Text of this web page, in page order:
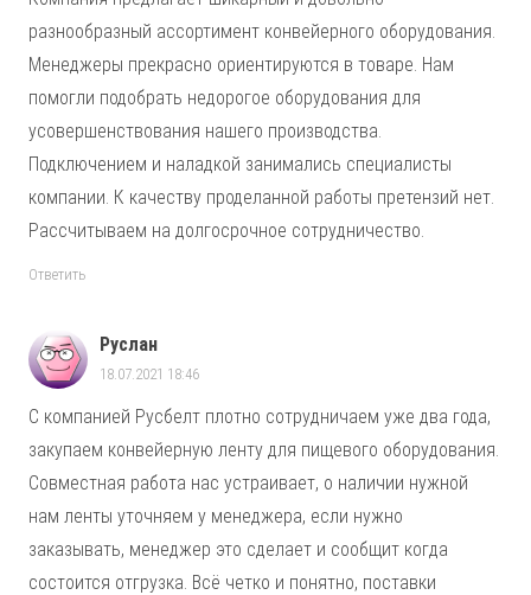
разнообразный ассортимент конвейерного оборудования.
Менеджеры прекрасно ориентируются в товаре. Нам
помогли подобрать недорогое оборудования для
усовершенствования нашего производства.
Подключением и наладкой занимались специалисты
компании. К качеству проделанной работы претензий нет.
Рассчитываем на долгосрочное сотрудничество.
Ответить
Руслан
18.07.2021 18:46
С компанией Русбелт плотно сотрудничаем уже два года,
закупаем конвейерную ленту для пищевого оборудования.
Совместная работа нас устраивает, о наличии нужной
нам ленты уточняем у менеджера, если нужно
заказывать, менеджер это сделает и сообщит когда
состоится отгрузка. Всё четко и понятно, поставки